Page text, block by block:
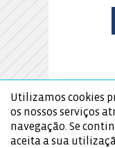
Utilizamos cookies
os nossos serviços
navegação. Se
aceita a sua